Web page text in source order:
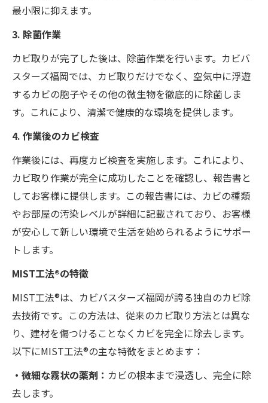
最小限に抑えます。
3. 除菌作業
カビ取りが完了した後は、除菌作業を行います。カビバ
スターズ福岡では、カビ取りだけでなく、空気中に浮遊
するカビの胞子やその他の微生物を徹底的に除菌しま
す。これにより、清潔で健康的な環境を提供します。
4. 作業後のカビ検査
作業後には、再度カビ検査を実施します。これにより、
カビ取り作業が完全に成功したことを確認し、報告書と
してお客様に提供します。この報告書には、カビの種類
やお部屋の汚染レベルが詳細に記載されており、お客様
が安心して新しい環境で生活を始められるようにサポー
トします。
MIST工法®の特徴
MIST工法®は、カビバスターズ福岡が誇る独自のカビ除
去技術です。この方法は、従来のカビ取り方法とは異な
り、建材を傷つけることなくカビを完全に除去します。
以下にMIST工法®の主な特徴をまとめます：
・微細な霧状の薬剤： カビの根本まで浸透し、完全に除
去します。